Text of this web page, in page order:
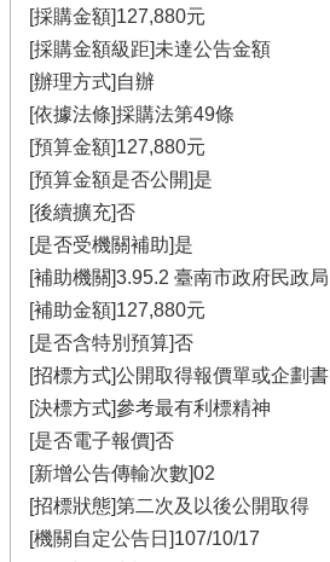
[採購金額]127,880元
[採購金額級距]未達公告金額
[辦理方式]自辦
[依據法條]採購法第49條
[預算金額]127,880元
[預算金額是否公開]是
[後續擴充]否
[是否受機關補助]是
[補助機關]3.95.2 臺南市政府民政局
[補助金額]127,880元
[是否含特別預算]否
[招標方式]公開取得報價單或企劃書
[決標方式]參考最有利標精神
[是否電子報價]否
[新增公告傳輸次數]02
[招標狀態]第二次及以後公開取得
[機關自定公告日]107/10/17